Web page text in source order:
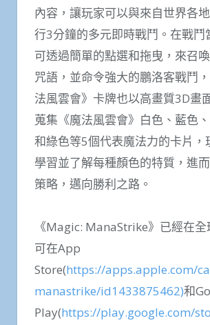
內容，讓玩家可以與來自世界各
行3分鐘的多元即時戰鬥。在戰鬥
可透過簡單的點選和拖曳，來召
咒語，並命令強大的鵬洛客戰鬥
法風雲會》卡牌也以高畫質3D畫
蒐集《魔法風雲會》白色、藍色
和綠色等5個代表魔法力的卡片，
學習並了解每種顏色的特質，進
策略，邁向勝利之路。
《Magic: ManaStrike》已經在
可在App
Store(https://apps.apple.com/
manastrike/id1433875462)和
Play(https://play.google.com/